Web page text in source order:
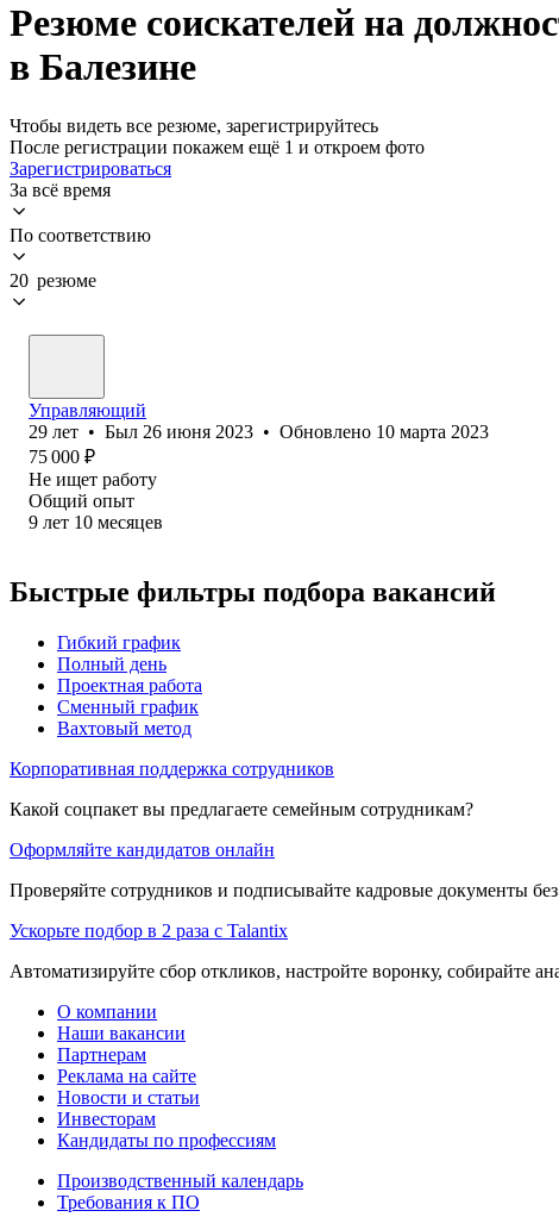
Резюме соискателей на
в Балезине
Чтобы видеть все резюме, зарегистрируйтесь
После регистрации покажем ещё 1 и откроем фото
Зарегистрироваться
За всё время
По соответствию
20 резюме
Управляющий
29 лет • Был 26 июня 2023 • Обновлено 10 марта 2023
75 000 ₽
Не ищет работу
Общий опыт
9 лет 10 месяцев
Быстрые фильтры подбора вакансий
Гибкий график
Полный день
Проектная работа
Сменный график
Вахтовый метод
Корпоративная поддержка сотрудников
Какой соцпакет вы предлагаете семейным сотрудникам?
Оформляйте кандидатов онлайн
Проверяйте сотрудников и подписывайте кадровые документы
Ускорьте подбор в 2 раза с Talantix
Автоматизируйте сбор откликов, настройте воронку, собирайте
О компании
Наши вакансии
Партнерам
Реклама на сайте
Новости и статьи
Инвесторам
Кандидаты по профессиям
Производственный календарь
Требования к ПО